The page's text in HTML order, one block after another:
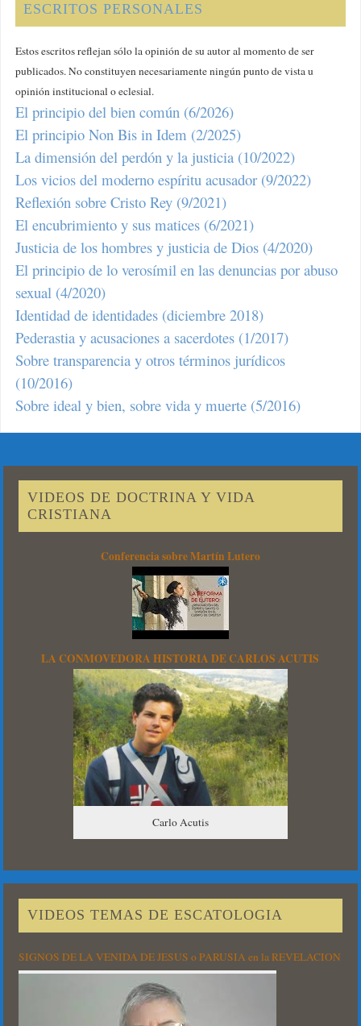
ESCRITOS PERSONALES
Estos escritos reflejan sólo la opinión de su autor al momento de ser
publicados. No constituyen necesariamente ningún punto de vista u
opinión institucional o eclesial.
El principio del bien común (6/2026)
El principio Non Bis in Idem (2/2025)
La dimensión del perdón y la justicia (10/2022)
Los vicios del moderno espíritu acusador (9/2022)
Reflexión sobre Cristo Rey (9/2021)
El encubrimiento y sus matices (6/2021)
Justicia de los hombres y justicia de Dios (4/2020)
El principio de lo verosímil en las denuncias por abuso
sexual (4/2020)
Identidad de identidades (diciembre 2018)
Pederastia y acusaciones a sacerdotes (1/2017)
Sobre transparencia y otros términos jurídicos
(10/2016)
Sobre ideal y bien, sobre vida y muerte (5/2016)
VIDEOS DE DOCTRINA Y VIDA
CRISTIANA
Conferencia sobre Martín Lutero
LA CONMOVEDORA HISTORIA DE CARLOS ACUTIS
Carlo Acutis
VIDEOS TEMAS DE ESCATOLOGIA
SIGNOS DE LA VENIDA DE JESUS o PARUSIA en la REVELACION